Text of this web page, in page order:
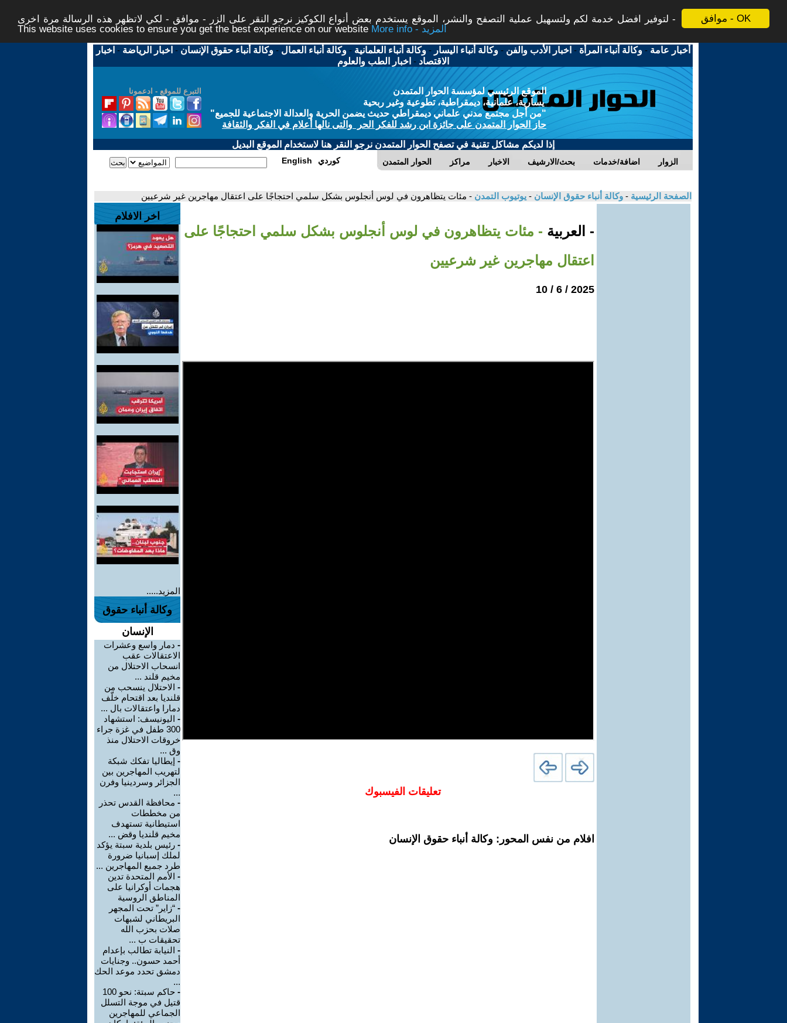
موافق - OK
لتوفير افضل خدمة لكم ولتسهيل عملية التصفح والنشر، الموقع يستخدم بعض أنواع الكوكيز نرجو النقر على الزر - موافق - لكي لاتظهر هذه الرسالة مرة اخرى -
This website uses cookies to ensure you get the best experience on our website
More info - المزيد
أخبار عامة -وكالة أنباء المرأة - اخبار الأدب والفن -وكالة أنباء اليسار -وكالة أنباء العلمانية -وكالة أنباء العمال -وكالة أنباء حقوق الإنسان - اخبار الرياضة - اخبار
الاقتصاد - اخبار الطب والعلوم
التبرع للموقع - ادعمونا
الموقع الرئيسي لمؤسسة الحوار المتمدن
يسارية، علمانية، ديمقراطية، تطوعية وغير ربحية
"من أجل مجتمع مدني علماني ديمقراطي حديث يضمن الحرية والعدالة الاجتماعية للجميع"
حاز الحوار المتمدن على جائزة ابن رشد للفكر الحر والتى نالها أعلام في الفكر والثقافة
إذا لديكم مشاكل تقنية في تصفح الحوار المتمدن نرجو النقر هنا لاستخدام الموقع البديل
الحوار المتمدن مراكز الاخبار بحث/الارشيف اضافة/خدمات الزوار English كوردي
الصفحة الرئيسية - وكالة أنباء حقوق الإنسان - يوتيوب التمدن - مئات يتظاهرون في لوس أنجلوس بشكل سلمي احتجاجًا على اعتقال مهاجرين غير شرعيين
- العربية - مئات يتظاهرون في لوس أنجلوس بشكل سلمي احتجاجًا على
اعتقال مهاجرين غير شرعيين
2025 / 6 / 10
تعليقات الفيسبوك
افلام من نفس المحور: وكالة أنباء حقوق الإنسان
اخر الافلام
المزيد.....
وكالة أنباء حقوق
الإنسان
- دمار واسع وعشرات
الاعتقالات عقب
انسحاب الاحتلال من
مخيم قلند ...
- الاحتلال ينسحب من
قلنديا بعد اقتحام خلّف
دمارا واعتقالات بال ...
- اليونيسف: استشهاد
300 طفل في غزة جراء
خروقات الاحتلال منذ
وق ...
- إيطاليا تفكك شبكة
لتهريب المهاجرين بين
الجزائر وسردينيا وفرن
...
- محافظة القدس تحذر
من مخططات
استيطانية تستهدف
مخيم قلنديا وقض ...
- رئيس بلدية سبتة يؤكد
لملك إسبانيا ضرورة
طرد جميع المهاجرين ...
- الأمم المتحدة تدين
هجمات أوكرانيا على
المناطق الروسية
- “زاير” تحت المجهر
البريطاني لشبهات
صلات بحزب الله
تحقيقات ب ...
- النيابة تطالب بإعدام
أحمد حسون.. وجنايات
دمشق تحدد موعد الحك
...
-
حاكم سبتة: نحو 100
قتيل في موجة التسلل
الجماعي للمهاجرين